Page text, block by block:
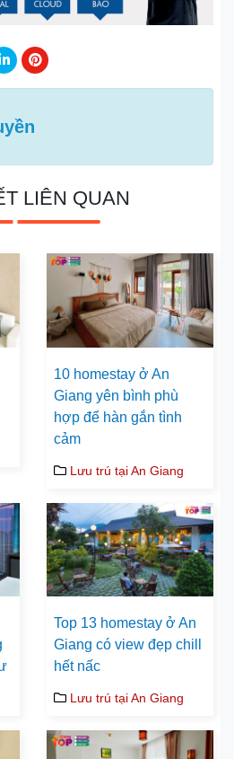
LIÊN QUAN
10 homestay ở An
Giang yên bình phù
hợp để hàn gắn tình
cảm
Lưu trú tại An Giang
Top 13 homestay ở An
Giang có view đẹp chill
hết nấc
Lưu trú tại An Giang